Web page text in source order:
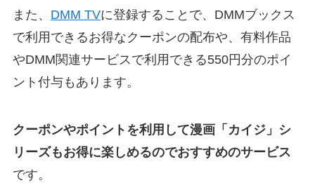
また、 DMM TVに登録することで、DMMブックス
で利用できるお得なクーポンの配布や、有料作品
やDMM関連サービスで利用できる550円分のポイ
ント付与もあります。
クーポンやポイントを利用して漫画「カイジ」シ
リーズもお得に楽しめるのでおすすめのサービス
です。